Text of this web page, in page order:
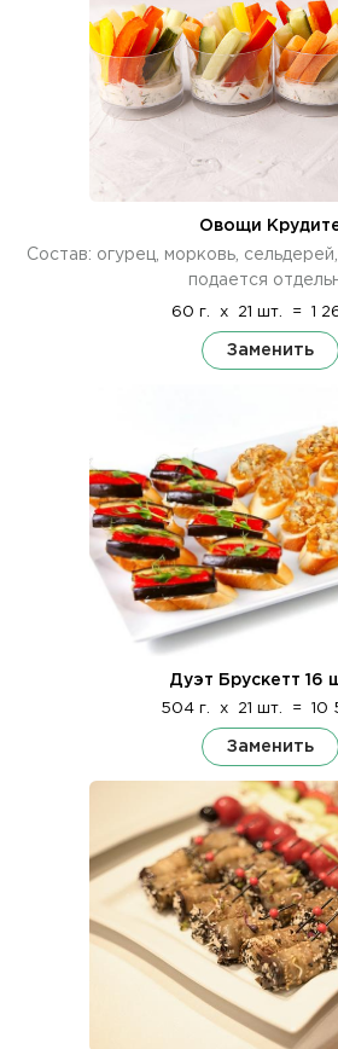
Овощи
Состав: огурец, морковь,
подается
60 г. x 21 шт. = 1
Заменить
Дуэт Брускетт 16
504 г. x 21 шт. = 10
Заменить